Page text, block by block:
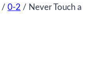
/ 0-2 / Never Touch a